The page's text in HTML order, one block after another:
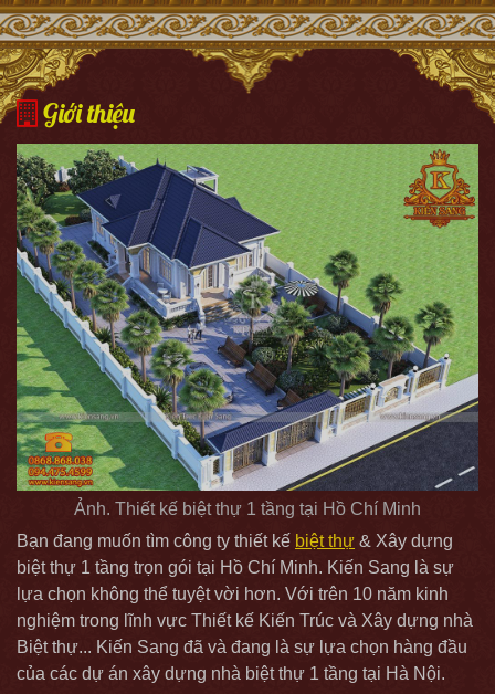
Giới thiệu
Ảnh. Thiết kế biệt thự 1 tầng tại Hồ Chí Minh
Bạn đang muốn tìm công ty thiết kế biệt thự & Xây dựng
biệt thự 1 tầng trọn gói tại Hồ Chí Minh. Kiến Sang là sự
lựa chọn không thể tuyệt vời hơn. Với trên 10 năm kinh
nghiệm trong lĩnh vực Thiết kế Kiến Trúc và Xây dựng nhà
Biệt thự... Kiến Sang đã và đang là sự lựa chọn hàng đầu
của các dự án xây dựng nhà biệt thự 1 tầng tại Hà Nội.